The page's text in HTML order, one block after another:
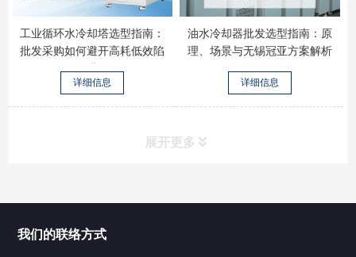
工业循环水冷却塔选型指南：
批发采购如何避开高耗低效陷
详细信息
油水冷却器批发选型指南：原
理、场景与无锡冠亚方案解析
详细信息
展开更多
我们的联络方式